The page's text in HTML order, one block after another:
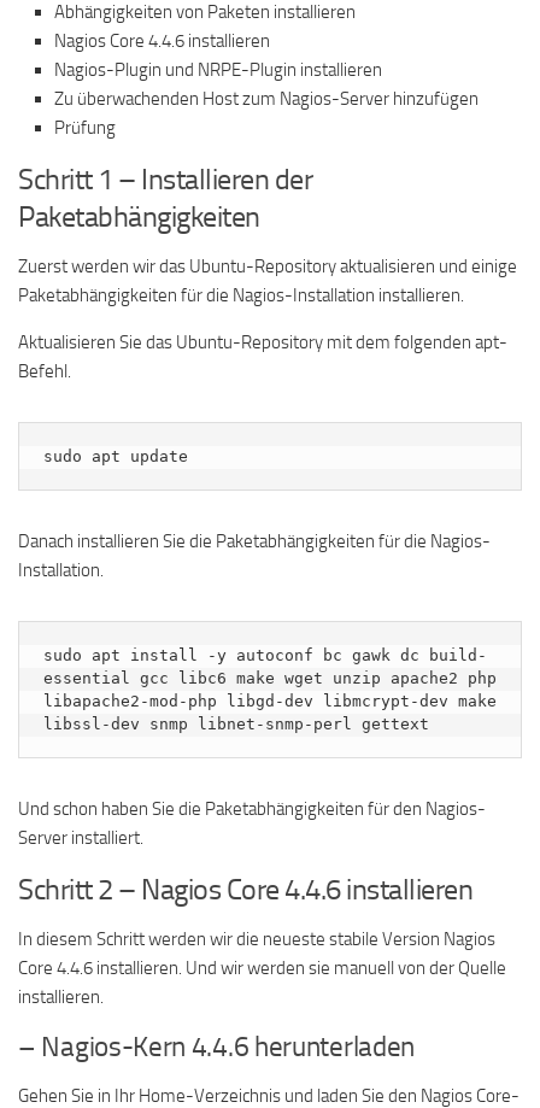
Abhängigkeiten von Paketen installieren
Nagios Core 4.4.6 installieren
Nagios-Plugin und NRPE-Plugin installieren
Zu überwachenden Host zum Nagios-Server hinzufügen
Prüfung
Schritt 1 – Installieren der
Paketabhängigkeiten
Zuerst werden wir das Ubuntu-Repository aktualisieren und einige
Paketabhängigkeiten für die Nagios-Installation installieren.
Aktualisieren Sie das Ubuntu-Repository mit dem folgenden apt-
Befehl.
sudo apt update
Danach installieren Sie die Paketabhängigkeiten für die Nagios-
Installation.
sudo apt install -y autoconf bc gawk dc build-
essential gcc libc6 make wget unzip apache2 php
libapache2-mod-php libgd-dev libmcrypt-dev make
libssl-dev snmp libnet-snmp-perl gettext
Und schon haben Sie die Paketabhängigkeiten für den Nagios-
Server installiert.
Schritt 2 – Nagios Core 4.4.6 installieren
In diesem Schritt werden wir die neueste stabile Version Nagios
Core 4.4.6 installieren. Und wir werden sie manuell von der Quelle
installieren.
– Nagios-Kern 4.4.6 herunterladen
Gehen Sie in Ihr Home-Verzeichnis und laden Sie den Nagios Core-